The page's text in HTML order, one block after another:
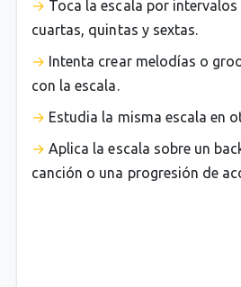
Toca la escala por
cuartas, quintas y sextas.
Intenta crear melodías o
con la escala.
Estudia la misma escala en
Aplica la escala sobre un
canción o una progresión de